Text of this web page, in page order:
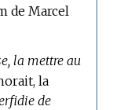
de Marcel
la mettre au
la
de